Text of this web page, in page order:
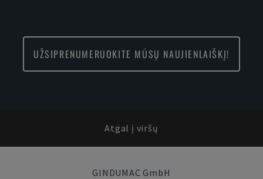
UŽSIPRENUMERUOKITE MŪSŲ NAUJIENLAIŠKĮ!
Atgal į viršų
GINDUMAC GmbH